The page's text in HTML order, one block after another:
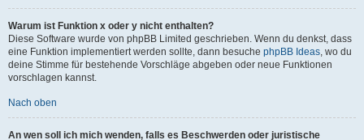
Warum ist Funktion x oder y nicht enthalten?
Diese Software wurde von phpBB Limited geschrieben. Wenn du denkst, dass
eine Funktion implementiert werden sollte, dann besuche phpBB Ideas , wo du
deine Stimme für bestehende Vorschläge abgeben oder neue Funktionen
vorschlagen kannst.
Nach oben
An wen soll ich mich wenden, falls es Beschwerden oder juristische